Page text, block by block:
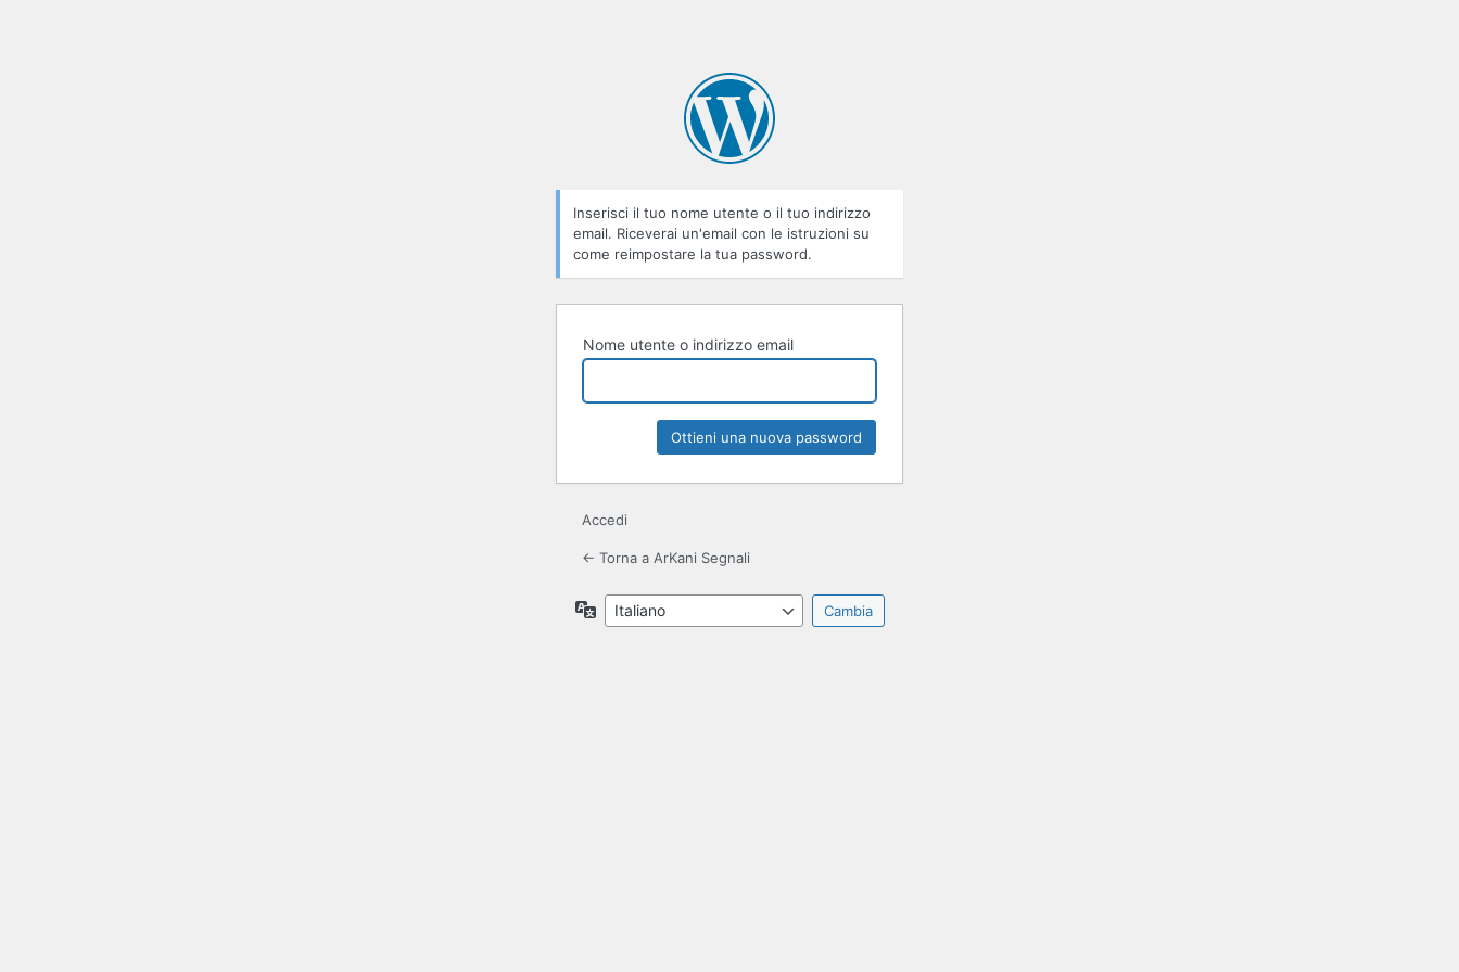
Inserisci il tuo nome utente o il tuo indirizzo
email. Riceverai un'email con le istruzioni su
come reimpostare la tua password.
Nome utente o indirizzo email
Accedi
← Torna a ArKani Segnali
Lingua